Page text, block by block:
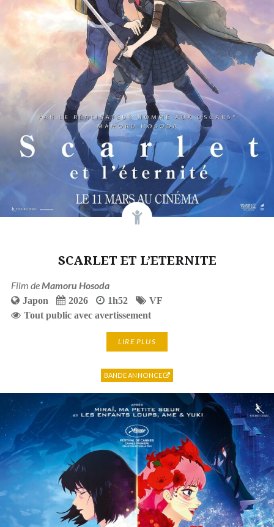
SCARLET ET L’ETERNITE
Film de Mamoru Hosoda
Japon 2026 1h52
VF
Tout public avec avertissement
LIRE PLUS
BANDE ANNONCE